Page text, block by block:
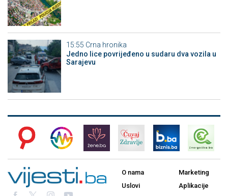
15:55 Crna hronika
Јedno lice povrijeđeno u sudaru dva vozila u
Sarajevu
O nama
Uslovi
Marketing
Aplikacije